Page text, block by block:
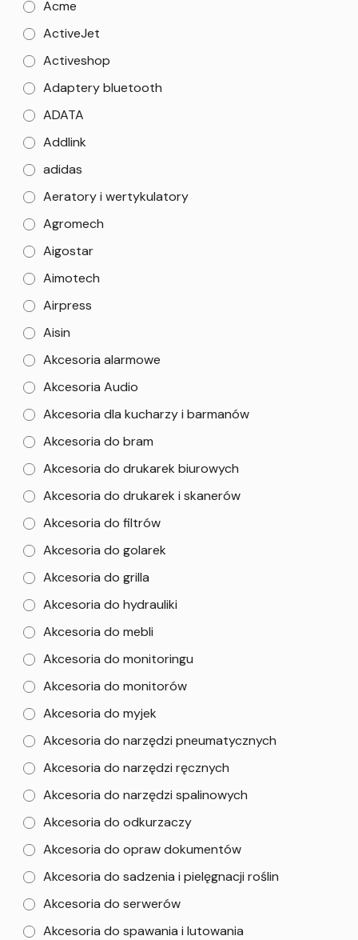
Acme
ActiveJet
Activeshop
Adaptery bluetooth
ADATA
Addlink
adidas
Aeratory i wertykulatory
Agromech
Aigostar
Aimotech
Airpress
Aisin
Akcesoria alarmowe
Akcesoria Audio
Akcesoria dla kucharzy i barmanów
Akcesoria do bram
Akcesoria do drukarek biurowych
Akcesoria do drukarek i skanerów
Akcesoria do filtrów
Akcesoria do golarek
Akcesoria do grilla
Akcesoria do hydrauliki
Akcesoria do mebli
Akcesoria do monitoringu
Akcesoria do monitorów
Akcesoria do myjek
Akcesoria do narzędzi pneumatycznych
Akcesoria do narzędzi ręcznych
Akcesoria do narzędzi spalinowych
Akcesoria do odkurzaczy
Akcesoria do opraw dokumentów
Akcesoria do sadzenia i pielęgnacji roślin
Akcesoria do serwerów
Akcesoria do spawania i lutowania